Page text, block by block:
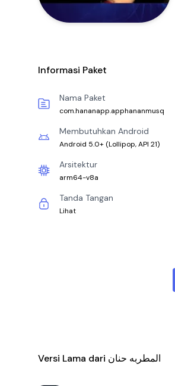
Informasi Paket
Nama Paket
com.hananapp.apphananmusq
Membutuhkan Android
Android 5.0+ (Lollipop, API 21)
Arsitektur
arm64-v8a
Tanda Tangan
Lihat
Versi Lama dari المطربه حنان